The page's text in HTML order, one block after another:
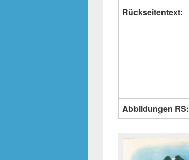
Rückseitentext:
Abbildungen RS: